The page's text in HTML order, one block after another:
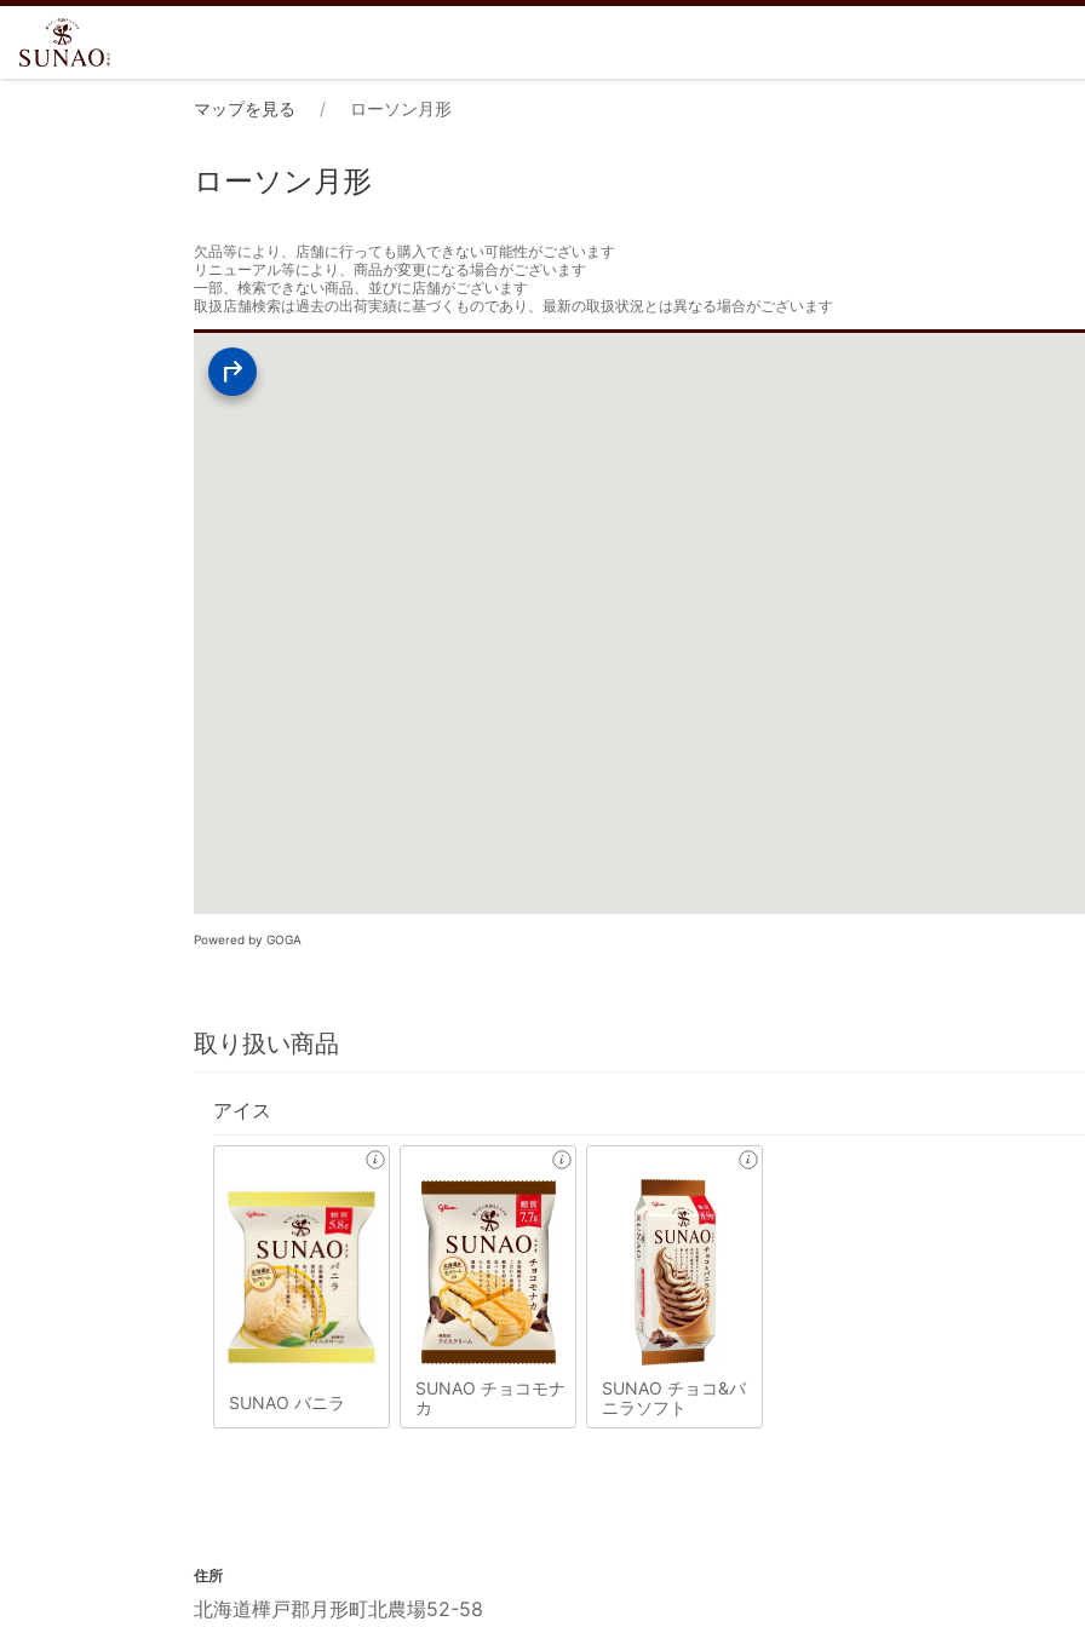
マップを見る ローソン月形
ローソン月形
欠品等により、店舗に行っても購入できない可能性がございます
リニューアル等により、商品が変更になる場合がございます
一部、検索できない商品、並びに店舗がございます
取扱店舗検索は過去の出荷実績に基づくものであり、最新の取扱状況とは異なる場合がございます
Powered by GOGA
取り扱い商品
アイス
SUNAO バニラ
SUNAO チョコモナ
カ
SUNAO チョコ&バ
ニラソフト
住所
北海道樺戸郡月形町北農場52-58